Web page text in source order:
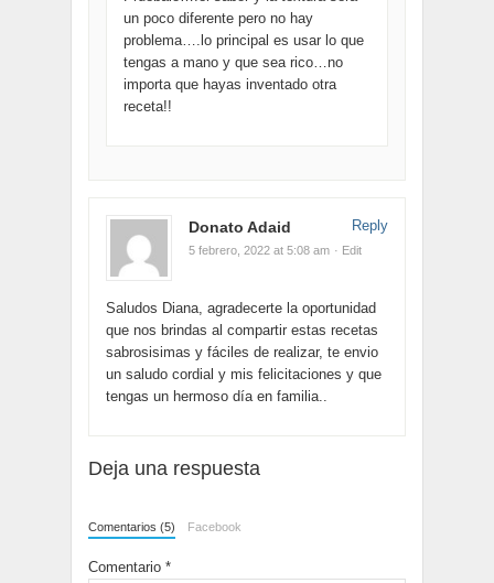
un poco diferente pero no hay
problema….lo principal es usar lo que
tengas a mano y que sea rico…no
importa que hayas inventado otra
receta!!
Donato Adaid
5 febrero, 2022 at 5:08 am · Edit
Saludos Diana, agradecerte la oportunidad
que nos brindas al compartir estas recetas
sabrosisimas y fáciles de realizar, te envio
un saludo cordial y mis felicitaciones y que
tengas un hermoso día en familia..
Reply
Deja una respuesta
Comentarios (5) Facebook
Comentario *